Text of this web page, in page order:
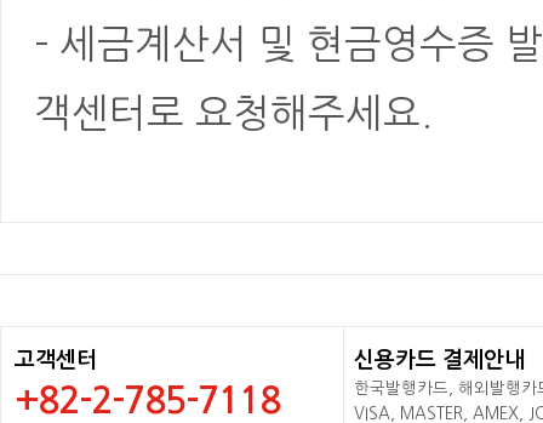
- 세금계산서 및 현금영수증
객센터로 요청해주세요.
고객센터
+82-2-785-7118
신용카드 결제안내
한국발행카드, 해외발행
VISA, MASTER, AMEX,